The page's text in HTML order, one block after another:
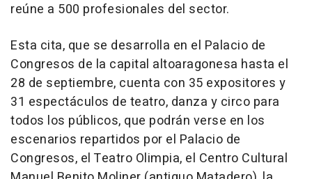
reúne a 500 profesionales del sector.
Esta cita, que se desarrolla en el Palacio de
Congresos de la capital altoaragonesa hasta el
28 de septiembre, cuenta con 35 expositores y
31 espectáculos de teatro, danza y circo para
todos los públicos, que podrán verse en los
escenarios repartidos por el Palacio de
Congresos, el Teatro Olimpia, el Centro Cultural